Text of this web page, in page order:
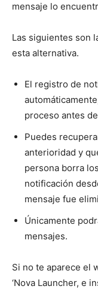
mensaje lo
Las siguientes son
esta alternativa.
El registro de
proceso antes
Puedes
anterioridad y
persona borra
notificación
mensaje fue
Únicamente
mensajes.
Si no te aparece el
‘Nova Launcher, e